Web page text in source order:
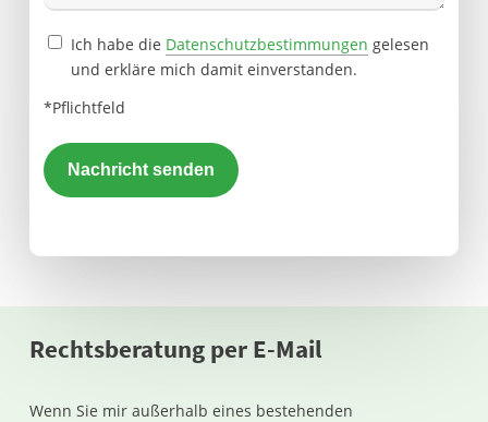
Bitte lasse dieses Feld leer.
Ich habe die Datenschutzbestimmungen gelesen
und erkläre mich damit einverstanden.
*Pflichtfeld
Rechtsberatung per E-Mail
Wenn Sie mir außerhalb eines bestehenden